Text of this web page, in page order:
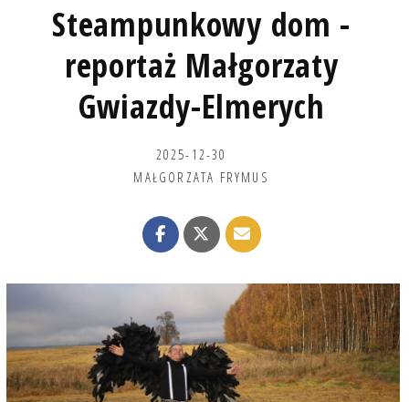
Steampunkowy dom -
reportaż Małgorzaty
Gwiazdy-Elmerych
2025-12-30
MAŁGORZATA FRYMUS